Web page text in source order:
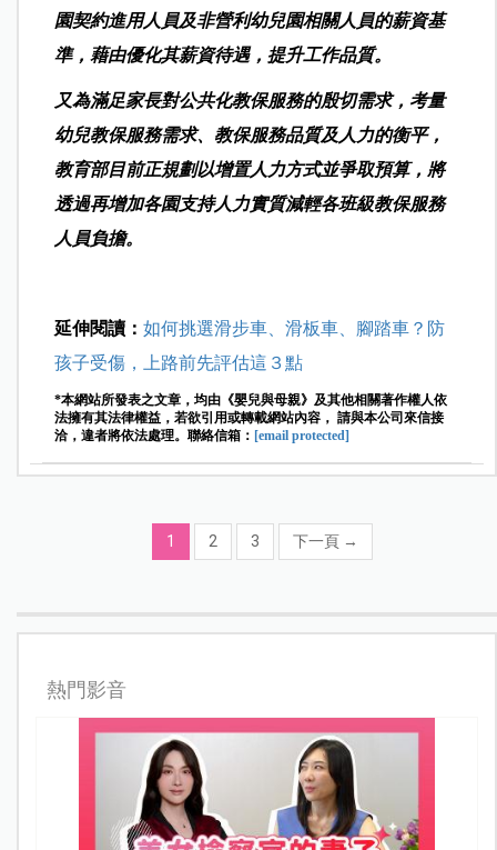
園契約進用人員及非營利幼兒園相關人員的薪資基
準，藉由優化其薪資待遇，提升工作品質。
又為滿足家長對公共化教保服務的殷切需求，考量
幼兒教保服務需求、教保服務品質及人力的衡平，
教育部目前正規劃以增置人力方式並爭取預算，將
透過再增加各園支持人力實質減輕各班級教保服務
人員負擔。
延伸閱讀：如何挑選滑步車、滑板車、腳踏車？防
孩子受傷，上路前先評估這３點
*本網站所發表之文章，均由《嬰兒與母親》及其他相關著作權人依
法擁有其法律權益，若欲引用或轉載網站內容， 請與本公司來信接
洽，違者將依法處理。聯絡信箱： [email protected]
1 2 3 下一頁 →
熱門影音